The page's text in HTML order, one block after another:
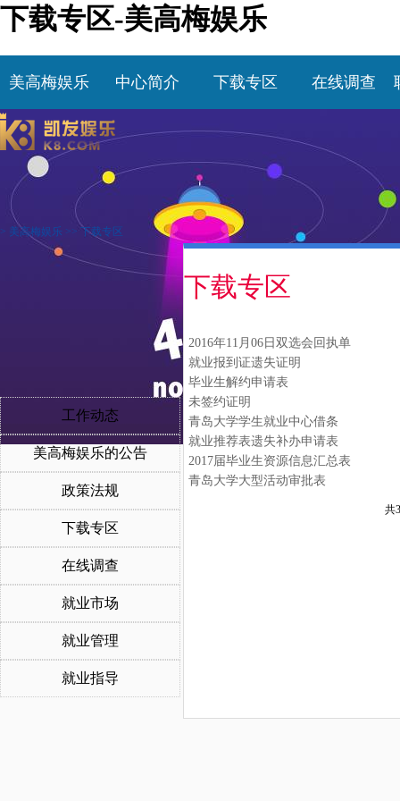
下载专区-美高梅娱乐
美高梅娱乐 中心简介 下载专区 在线调查
> 美高梅娱乐 >> 下载专区
工作动态
美高梅娱乐的公告
政策法规
下载专区
在线调查
就业市场
就业管理
就业指导
下载专区
2016年11月06日双选会回执单
就业报到证遗失证明
毕业生解约申请表
未签约证明
青岛大学学生就业中心借条
就业推荐表遗失补办申请表
2017届毕业生资源信息汇总表
青岛大学大型活动审批表
共